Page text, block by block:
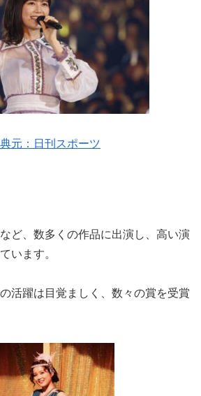
元：日刊スポーツ
ど、数多くの作品に出演し、高い演
います。
活躍は目覚ましく、数々の賞を受賞